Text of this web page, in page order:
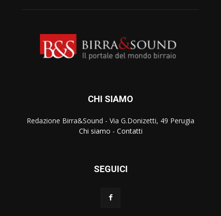
CHI SIAMO
Redazione Birra&Sound - Via G.Donizetti, 49 Perugia
Chi siamo - Contatti
SEGUICI